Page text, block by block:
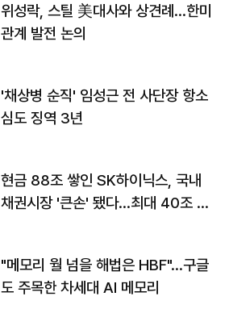
위성락, 스틸 美대사와 상견례…한미
관계 발전 논의
'채상병 순직' 임성근 전 사단장 항소
심도 징역 3년
현금 88조 쌓인 SK하이닉스, 국내
채권시장 '큰손' 됐다…최대 40조 투
"메모리 월 넘을 해법은 HBF"…구글
도 주목한 차세대 AI 메모리